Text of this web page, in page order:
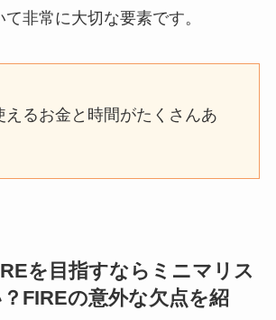
非常に大切な要素です。
えるお金と時間がたくさんあ
を目指すならミニマリス
？FIREの意外な欠点を紹